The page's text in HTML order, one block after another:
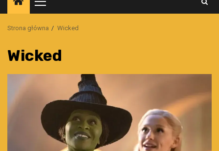
Menu
główne
Strona główna Wicked
Wicked